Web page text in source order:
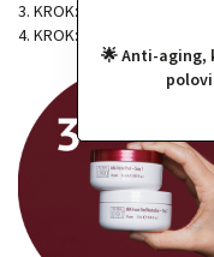
🌟 Anti-aging,
3. KROK: Cell Renewal Fluid
4. KROK: UV Block Hydrator